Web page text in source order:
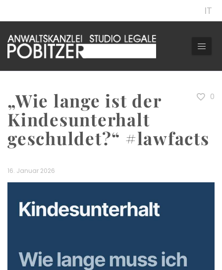
IT
0
„Wie lange ist der
Kindesunterhalt
geschuldet?“ #lawfacts
16. Januar 2026